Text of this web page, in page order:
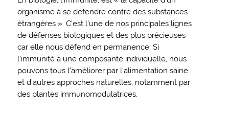
organisme à se défendre contre des substances
étrangères ». C’est l’une de nos principales lignes
de défenses biologiques et des plus précieuses
car elle nous défend en permanence. Si
l’immunité a une composante individuelle, nous
pouvons tous l’améliorer par l’alimentation saine
et d’autres approches naturelles, notamment par
des plantes immunomodulatrices.